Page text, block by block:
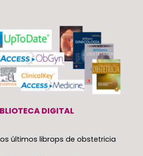
DIGITAL
últimos librops de obstetricia